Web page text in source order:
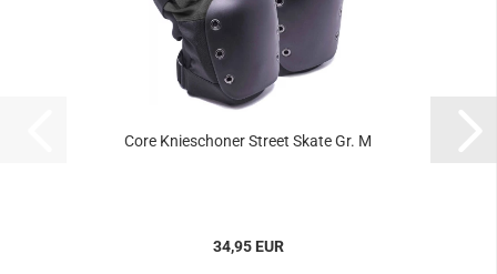
Core Knieschoner Street Skate Gr. M
34,95 EUR